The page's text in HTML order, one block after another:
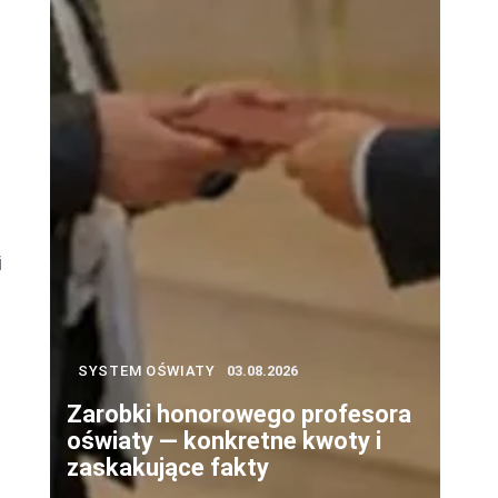
SYSTEM OŚWIATY 03.08.2026
Zarobki honorowego profesora
oświaty — konkretne kwoty i
zaskakujące fakty